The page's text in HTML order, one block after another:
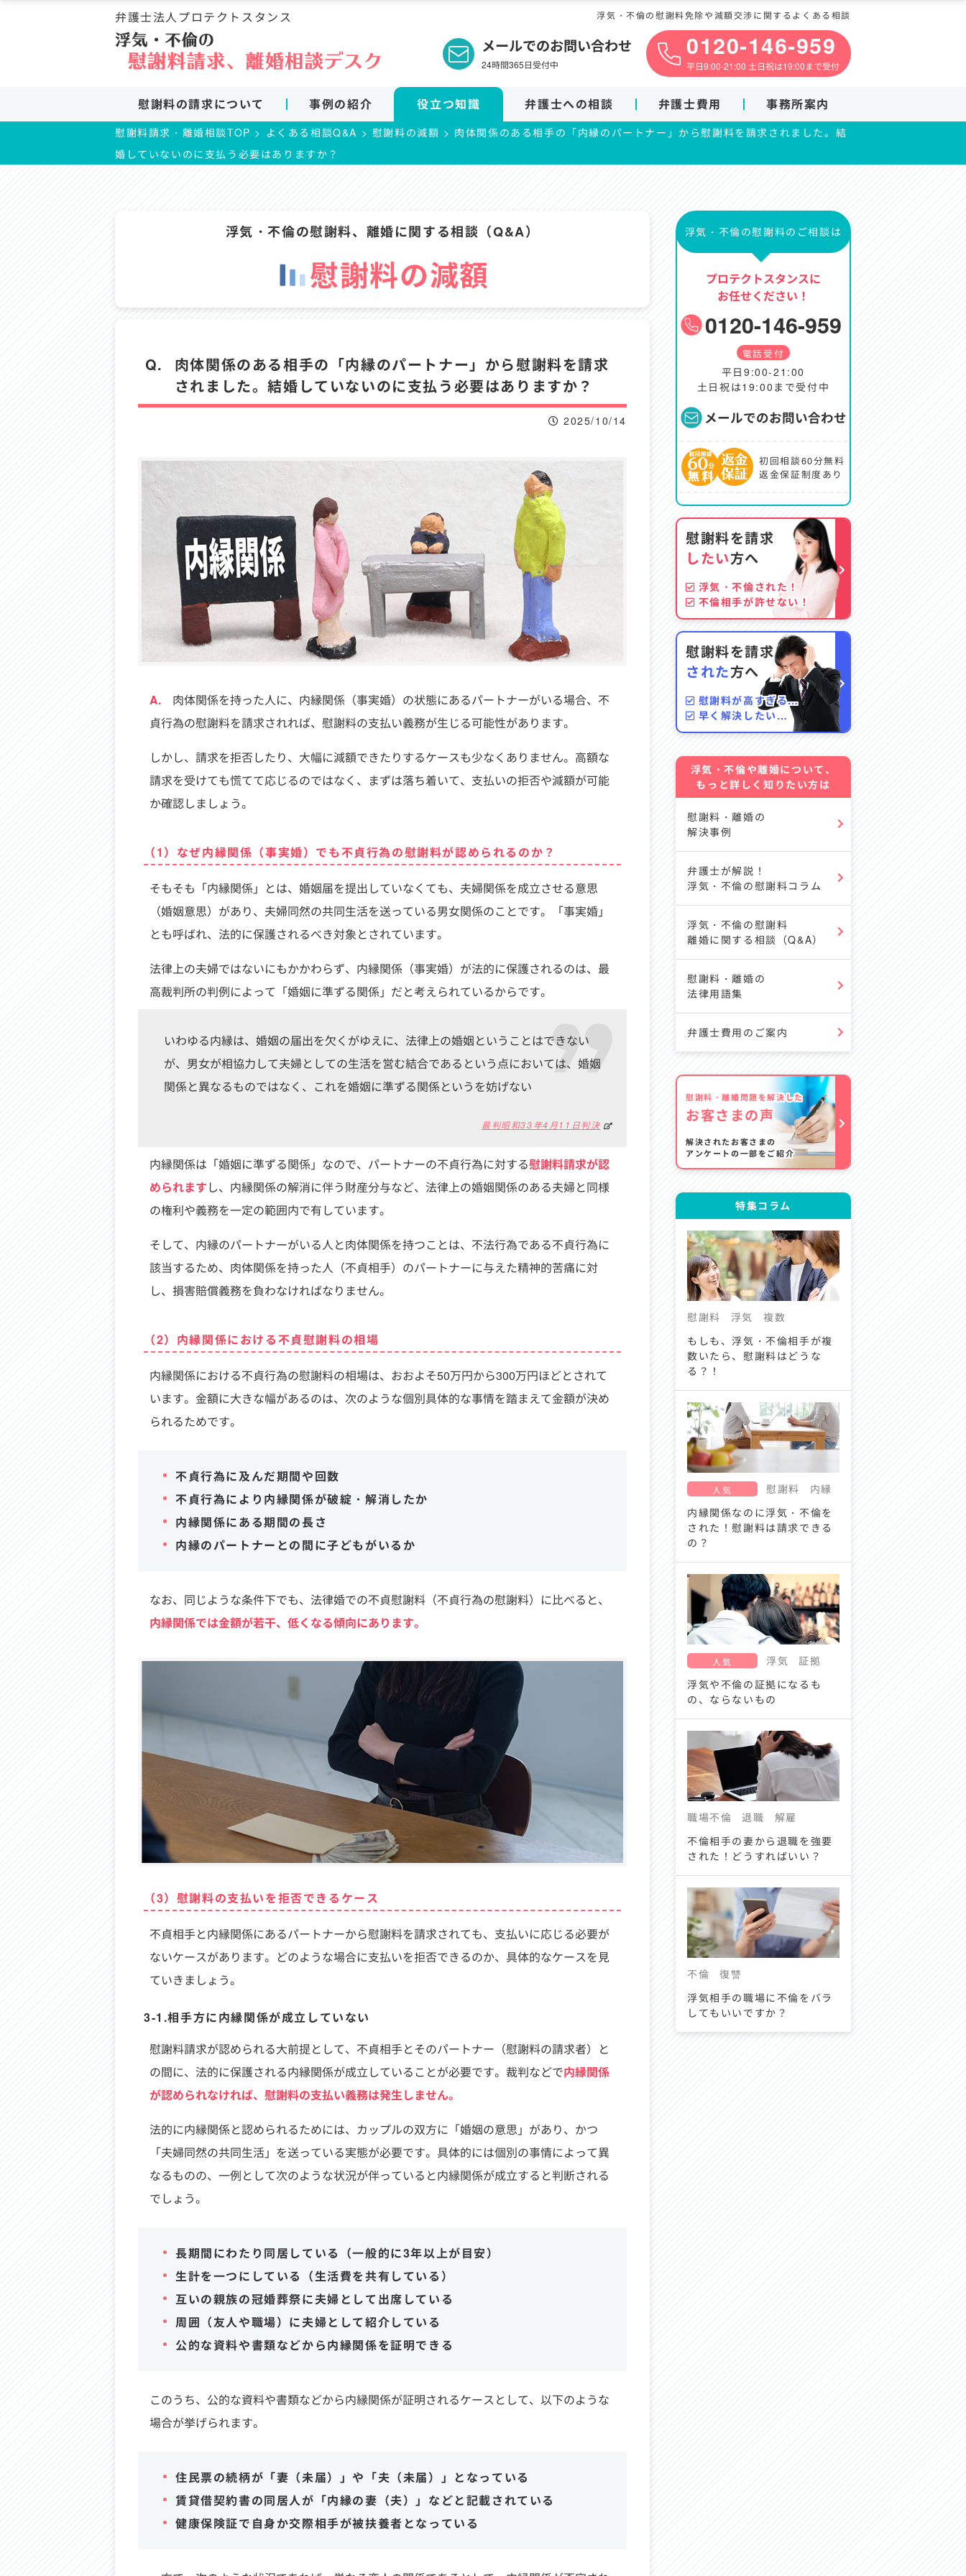
ッ
浮気・不倫の慰謝料免除や減額交渉に関するよくある相談
弁護士法人プロテクトスタンス
メールでのお問い合わせ
24時間365日受付中
0120-146-959
平日9:00-21:00 土日祝は19:00まで受付
慰謝料の請求について 事例の紹介 役立つ知識 弁護士への相談 弁護士費用 事務所案内
慰謝料請求・離婚相談TOP > よくある相談Q&A > 慰謝料の減額 > 肉体関係のある相手の「内縁のパートナー」から慰謝料を請求されました。結
婚していないのに支払う必要はありますか？
慰謝料の減額
浮気・不倫の慰謝料、離婚に関する相談（Q&A）
Q.
肉体関係のある相手の「内縁のパートナー」から慰謝料を請求
されました。結婚していないのに支払う必要はありますか？
2025/10/14
A.
肉体関係を持った人に、内縁関係（事実婚）の状態にあるパートナーがいる場合、不
貞行為の慰謝料を請求されれば、慰謝料の支払い義務が生じる可能性があります。
しかし、請求を拒否したり、大幅に減額できたりするケースも少なくありません。高額な
請求を受けても慌てて応じるのではなく、まずは落ち着いて、支払いの拒否や減額が可能
か確認しましょう。
（1）なぜ内縁関係（事実婚）でも不貞行為の慰謝料が認められるのか？
そもそも「内縁関係」とは、婚姻届を提出していなくても、夫婦関係を成立させる意思
（婚姻意思）があり、夫婦同然の共同生活を送っている男女関係のことです。「事実婚」
とも呼ばれ、法的に保護されるべき対象とされています。
法律上の夫婦ではないにもかかわらず、内縁関係（事実婚）が法的に保護されるのは、最
高裁判所の判例によって「婚姻に準ずる関係」だと考えられているからです。
いわゆる内縁は、婚姻の届出を欠くがゆえに、法律上の婚姻ということはできない
が、男女が相協力して夫婦としての生活を営む結合であるという点においては、婚姻
関係と異なるものではなく、これを婚姻に準ずる関係というを妨げない
最判昭和33年4月11日判決
内縁関係は「婚姻に準ずる関係」なので、パートナーの不貞行為に対する慰謝料請求が認
められますし、内縁関係の解消に伴う財産分与など、法律上の婚姻関係のある夫婦と同様
の権利や義務を一定の範囲内で有しています。
そして、内縁のパートナーがいる人と肉体関係を持つことは、不法行為である不貞行為に
該当するため、肉体関係を持った人（不貞相手）のパートナーに与えた精神的苦痛に対
し、損害賠償義務を負わなければなりません。
（2）内縁関係における不貞慰謝料の相場
内縁関係における不貞行為の慰謝料の相場は、おおよそ50万円から300万円ほどとされて
います。金額に大きな幅があるのは、次のような個別具体的な事情を踏まえて金額が決め
られるためです。
不貞行為に及んだ期間や回数
不貞行為により内縁関係が破綻・解消したか
内縁関係にある期間の長さ
内縁のパートナーとの間に子どもがいるか
なお、同じような条件下でも、法律婚での不貞慰謝料（不貞行為の慰謝料）に比べると、
内縁関係では金額が若干、低くなる傾向にあります。
（3）慰謝料の支払いを拒否できるケース
不貞相手と内縁関係にあるパートナーから慰謝料を請求されても、支払いに応じる必要が
ないケースがあります。どのような場合に支払いを拒否できるのか、具体的なケースを見
ていきましょう。
3-1.相手方に内縁関係が成立していない
慰謝料請求が認められる大前提として、不貞相手とそのパートナー（慰謝料の請求者）と
の間に、法的に保護される内縁関係が成立していることが必要です。裁判などで内縁関係
が認められなければ、慰謝料の支払い義務は発生しません。
法的に内縁関係と認められるためには、カップルの双方に「婚姻の意思」があり、かつ
「夫婦同然の共同生活」を送っている実態が必要です。具体的には個別の事情によって異
なるものの、一例として次のような状況が伴っていると内縁関係が成立すると判断される
でしょう。
長期間にわたり同居している（一般的に3年以上が目安）
生計を一つにしている（生活費を共有している）
互いの親族の冠婚葬祭に夫婦として出席している
周囲（友人や職場）に夫婦として紹介している
公的な資料や書類などから内縁関係を証明できる
このうち、公的な資料や書類などから内縁関係が証明されるケースとして、以下のような
場合が挙げられます。
住民票の続柄が「妻（未届）」や「夫（未届）」となっている
賃貸借契約書の同居人が「内縁の妻（夫）」などと記載されている
健康保険証で自身か交際相手が被扶養者となっている
浮気・不倫の慰謝料のご相談は
プロテクトスタンスに
お任せください！
0120-146-959
電話受付
平日9:00-21:00
土日祝は19:00まで受付中
メールでのお問い合わせ
初回相談60分無料
返金保証制度あり
慰謝料を請求
したい方へ
浮気・不倫された！
不倫相手が許せない！
慰謝料を請求
された方へ
慰謝料が高すぎる…
早く解決したい…
浮気・不倫や離婚について、
もっと詳しく知りたい方は
慰謝料・離婚の
解決事例
弁護士が解説！
浮気・不倫の慰謝料コラム
浮気・不倫の慰謝料
離婚に関する相談（Q&A）
慰謝料・離婚の
法律用語集
弁護士費用のご案内
慰謝料・離婚問題を解決した
お客さまの声
解決されたお客さまの
アンケートの一部をご紹介
特集コラム
もしも、浮気・不倫相手が複
数いたら、慰謝料はどうな
る？！
複数
浮気
慰謝料
内縁関係なのに浮気・不倫を
された！慰謝料は請求できる
の？
内縁
慰謝料
人気
浮気や不倫の証拠になるも
の、ならないもの
証拠
浮気
人気
不倫相手の妻から退職を強要
された！どうすればいい？
解雇
退職
職場不倫
浮気相手の職場に不倫をバラ
してもいいですか？
復讐
不倫